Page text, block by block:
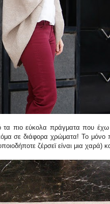
τα πιο εύκολα πράγματα που
σε διάφορα χρώματα! Το μόνο
ζέρσεϊ είναι μια χαρά)